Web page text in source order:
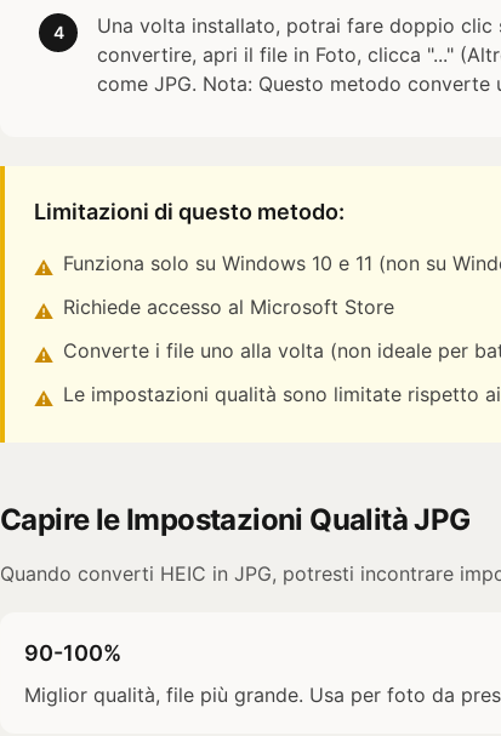
4
Una volta installato, potrai fare doppio clic
convertire, apri il file in Foto, clicca "..."
come JPG. Nota: Questo metodo converte
Limitazioni di questo metodo:
⚠ Funziona solo su Windows 10 e 11 (non su
⚠ Richiede accesso al Microsoft Store
⚠ Converte i file uno alla volta (non ideale per
⚠ Le impostazioni qualità sono limitate rispetto
Capire le Impostazioni Qualità JPG
Quando converti HEIC in JPG, potresti incontrare
90-100%
Miglior qualità, file più grande. Usa per foto da